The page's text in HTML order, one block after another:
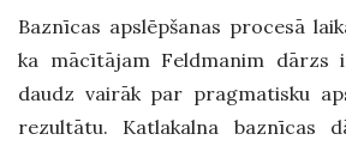
Baznīcas apslēpšanas procesā
ka mācītājam Feldmanim dārzs
daudz vairāk par pragmatisku
rezultātu. Katlakalna baznīcas